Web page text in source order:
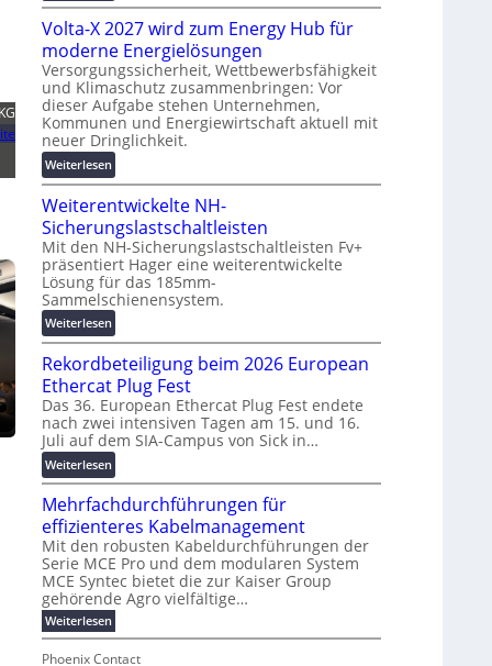
g
s
l
ö
s
u
n
g
e
n
z
u
n
d
d
i
g
i
a
l
e
T
r
a
n
p
a
r
e
n
z
M
a
s
c
h
i
n
e
n
b
a
u
:
F
o
r
s
c
h
u
n
g
s
f
ö
r
d
e
r
u
n
g
b
r
Volta-X 2027 wird zum Energy Hub für
moderne Energielösungen
Versorgungssicherheit, Wettbewerbsfähigkeit
und Klimaschutz zusammenbringen: Vor
dieser Aufgabe stehen Unternehmen,
Kommunen und Energiewirtschaft aktuell mit
neuer Dringlichkeit.
Weiterlesen:
V
o
l
t
a
-
X
2
0
2
7
w
i
r
z
u
n
e
r
g
y
H
Weiterentwickelte NH-
Sicherungslastschaltleisten
Mit den NH-Sicherungslastschaltleisten Fv+
präsentiert Hager eine weiterentwickelte
Lösung für das 185mm-
Sammelschienensystem.
Weiterlesen:
W
e
i
t
e
r
n
t
w
i
c
k
e
l
t
e
Rekordbeteiligung beim 2026 European
Ethercat Plug Fest
Das 36. European Ethercat Plug Fest endete
nach zwei intensiven Tagen am 15. und 16.
Juli auf dem SIA-Campus von Sick in…
Weiterlesen:
R
e
k
o
r
d
b
e
t
e
Mehrfachdurchführungen für
effizienteres Kabelmanagement
Mit den robusten Kabeldurchführungen der
Serie MCE Pro und dem modularen System
MCE Syntec bietet die zur Kaiser Group
gehörende Agro vielfältige…
Weiterlesen:
M
Phoenix Contact